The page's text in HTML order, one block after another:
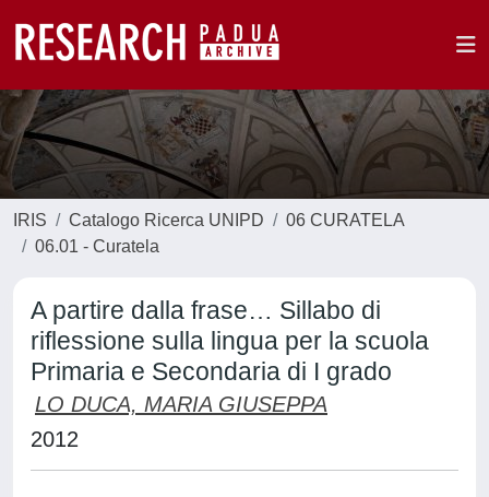
IRIS Catalogo Ricerca UNIPD
06 CURATELA
06.01 - Curatela
A partire dalla frase… Sillabo di
riflessione sulla lingua per la scuola
Primaria e Secondaria di I grado
LO DUCA, MARIA GIUSEPPA
2012